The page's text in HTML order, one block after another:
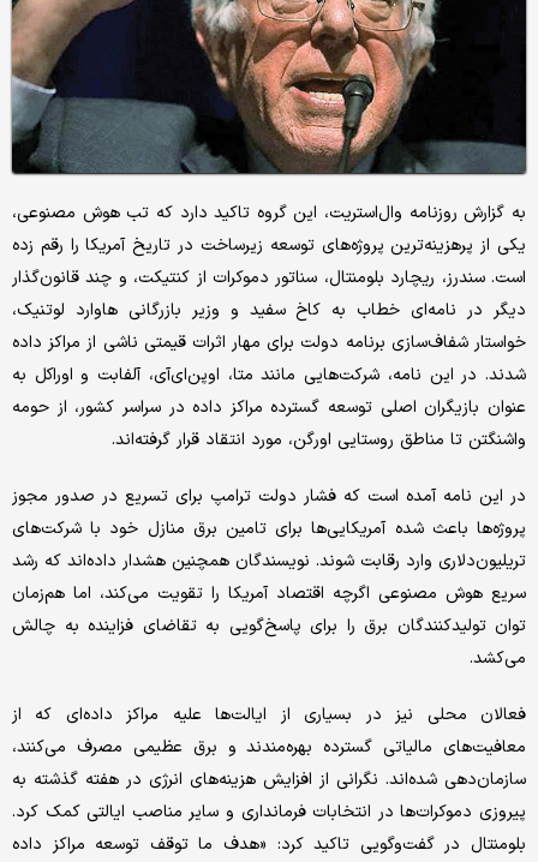
به گزارش روزنامه وال‌استریت، این گروه تاکید دارد که تب هوش مصنوعی،
یکی از پرهزینه‌ترین پروژه‌های توسعه زیرساخت در تاریخ آمریکا را رقم زده
است. سندرز، ریچارد بلومنتال، سناتور دموکرات از کنتیکت، و چند قانون‌گذار
دیگر در نامه‌ای خطاب به کاخ سفید و وزیر بازرگانی‌ هاوارد لوتنیک،
خواستار شفاف‌سازی برنامه دولت برای مهار اثرات قیمتی ناشی از مراکز داده
شدند. در این نامه، شرکت‌هایی مانند متا، اوپن‌ای‌آی، آلفابت و اوراکل به
عنوان بازیگران اصلی توسعه گسترده مراکز داده در سراسر کشور، از حومه
واشنگتن تا مناطق روستایی اورگن، مورد انتقاد قرار گرفته‌اند.
در این نامه آمده است که فشار دولت ترامپ برای تسریع در صدور مجوز
پروژه‌ها باعث شده آمریکایی‌ها برای تامین برق منازل خود با شرکت‌های
تریلیون‌دلاری وارد رقابت شوند. نویسندگان همچنین هشدار داده‌اند که رشد
سریع هوش مصنوعی اگرچه اقتصاد آمریکا را تقویت می‌کند، اما هم‌زمان
توان تولیدکنندگان برق را برای پاسخ‌گویی به تقاضای فزاینده به چالش
می‌کشد.
فعالان محلی نیز در بسیاری از ایالت‌ها علیه مراکز داده‌ای که از
معافیت‌های مالیاتی گسترده بهره‌مندند و برق عظیمی مصرف می‌کنند،
سازمان‌دهی شده‌اند. نگرانی از افزایش هزینه‌های انرژی در هفته گذشته به
پیروزی دموکرات‌ها در انتخابات فرمانداری و سایر مناصب ایالتی کمک کرد.
بلومنتال در گفت‌وگویی تاکید کرد: «هدف ما توقف توسعه مراکز داده